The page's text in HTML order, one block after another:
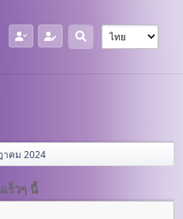
าคม 2024
ร็วๆ นี้